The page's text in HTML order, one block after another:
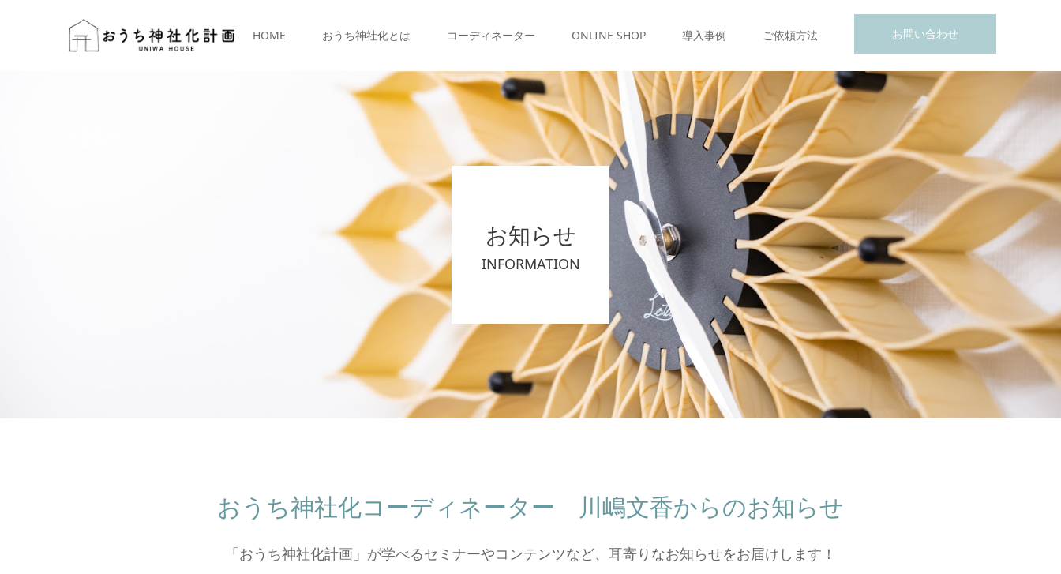
お問い合わせ
HOME おうち神社化とは コーディネーター ONLINE SHOP 導入事例 ご依頼方法
お知らせ
INFORMATION
おうち神社化コーディネーター 川嶋文香からのお知らせ
「おうち神社化計画」が学べるセミナーやコンテンツなど、耳寄りなお知らせをお届けします！